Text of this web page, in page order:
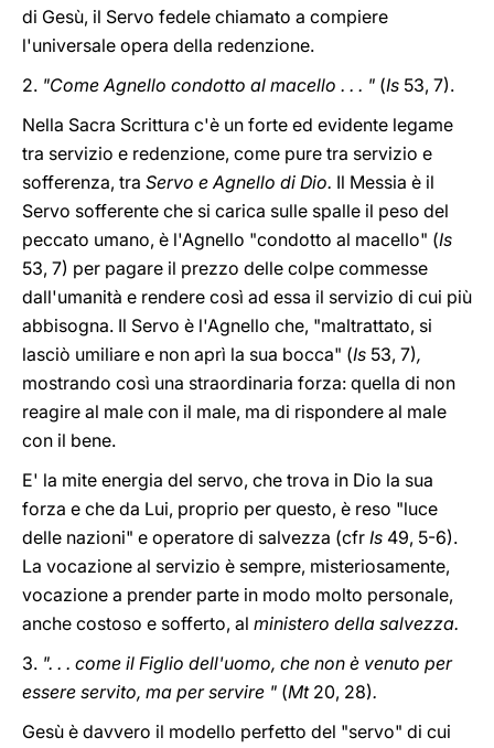
di Gesù, il Servo fedele chiamato a compiere
l'universale opera della redenzione.
2. "Come Agnello condotto al macello . . . " (Is 53, 7).
Nella Sacra Scrittura c'è un forte ed evidente legame
tra servizio e redenzione, come pure tra servizio e
sofferenza, tra Servo e Agnello di Dio. Il Messia è il
Servo sofferente che si carica sulle spalle il peso del
peccato umano, è l'Agnello "condotto al macello" (Is
53, 7) per pagare il prezzo delle colpe commesse
dall'umanità e rendere così ad essa il servizio di cui più
abbisogna. Il Servo è l'Agnello che, "maltrattato, si
lasciò umiliare e non aprì la sua bocca" (Is 53, 7),
mostrando così una straordinaria forza: quella di non
reagire al male con il male, ma di rispondere al male
con il bene.
E' la mite energia del servo, che trova in Dio la sua
forza e che da Lui, proprio per questo, è reso "luce
delle nazioni" e operatore di salvezza (cfr Is 49, 5-6).
La vocazione al servizio è sempre, misteriosamente,
vocazione a prender parte in modo molto personale,
anche costoso e sofferto, al ministero della salvezza.
3. ". . . come il Figlio dell'uomo, che non è venuto per
essere servito, ma per servire " (Mt 20, 28).
Gesù è davvero il modello perfetto del "servo" di cui